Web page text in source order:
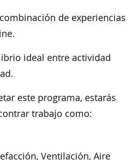
de experiencias
ideal entre actividad
este programa, estarás
trabajo como:
Ventilación, Aire